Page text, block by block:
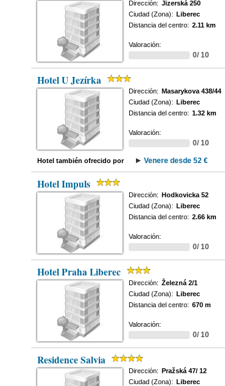
Dirección: Jizerská 250
Ciudad (Zona): Liberec
Distancia del centro: 2.11 km
Valoración:
0/ 10
Hotel U Jezírka
Dirección: Masarykova 438/44
Ciudad (Zona): Liberec
Distancia del centro: 1.32 km
Valoración:
0/ 10
Hotel también ofrecido por Venere desde 52 €
Hotel Impuls
Dirección: Hodkovicka 52
Ciudad (Zona): Liberec
Distancia del centro: 2.66 km
Valoración:
0/ 10
Hotel Praha Liberec
Dirección: Železná 2/1
Ciudad (Zona): Liberec
Distancia del centro: 670 m
Valoración:
0/ 10
Residence Salvia
Dirección: Pražská 47/ 12
Ciudad (Zona): Liberec